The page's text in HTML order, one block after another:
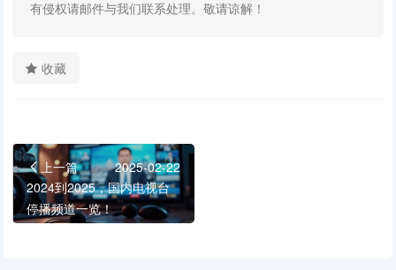
有侵权请邮件与我们联系处理。敬请谅解！
收藏
上一篇
2025-02-22
2024到2025，国内电视台
停播频道一览！